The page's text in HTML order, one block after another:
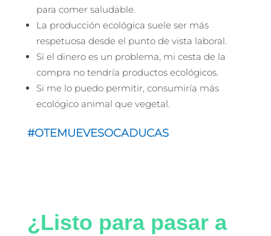
para comer saludable.
La producción ecológica suele ser más
respetuosa desde el punto de vista laboral.
Si el dinero es un problema, mi cesta de la
compra no tendría productos ecológicos.
Si me lo puedo permitir, consumiría más
ecológico animal que vegetal.
#OTEMUEVESOCADUCAS
¿Listo para pasar a